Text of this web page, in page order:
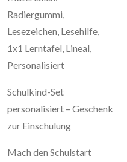
Radiergummi,
Lesezeichen, Lesehilfe,
1x1 Lerntafel, Lineal,
Personalisiert
Schulkind-Set
personalisiert – Geschenk
zur Einschulung
Mach den Schulstart